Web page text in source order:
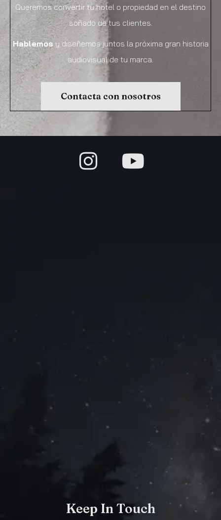
Queremos convertir tu hotel o propiedad en el destino
soñado de tus clientes.
Hablemos y diseñemos juntos la próxima gran historia
audiovisual de tu marca.
Contacta con nosotros
Keep In Touch